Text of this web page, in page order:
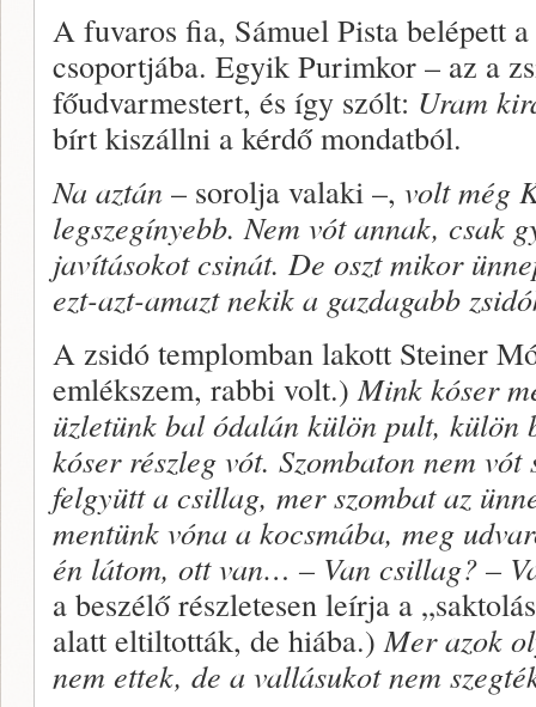
A fuvaros fia, Sámuel Pista belépett
csoportjába. Egyik Purimkor – az a
főudvarmestert, és így szólt: Uram
bírt kiszállni a kérdő mondatból.
Na aztán – sorolja valaki –, volt még
legszegínyebb. Nem vót annak, csak
javításokot csinát. De oszt mikor
ezt-azt-amazt nekik a gazdagabb
A zsidó templomban lakott Steiner
emlékszem, rabbi volt.)Mink kóser
üzletünk bal ódalán külön pult, külön
kóser részleg vót. Szombaton nem
felgyütt a csillag, mer szombat az
mentünk vóna a kocsmába, meg
én látom, ott van… – Van csillag? –
a beszélő részletesen leírja a
alatt eltiltották, de hiába.)Mer azok
nem ettek, de a vallásukot nem